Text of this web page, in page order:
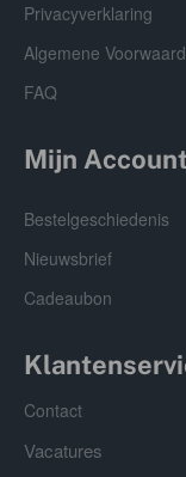
Privacyverklaring
Algemene
FAQ
Mijn
Bestelgeschiedenis
Nieuwsbrief
Cadeaubon
Contact
Vacatures